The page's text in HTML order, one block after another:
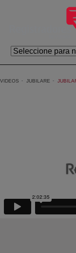
Skip to Main Content
VIDEOS JUBILARE